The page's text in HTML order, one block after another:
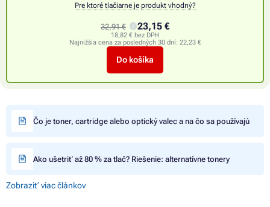
Pre ktoré tlačiarne je produkt vhodný?
32,91 € 23,15 €
18,82 € bez DPH
Najnižšia cena za posledných 30 dní: 22,23 €
Do košíka
Čo je toner, cartridge alebo optický valec a na čo sa používajú
Ako ušetriť až 80 % za tlač? Riešenie: alternatívne tonery
Zobraziť viac článkov